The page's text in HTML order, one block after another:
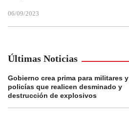
06/09/2023
Últimas Noticias
Gobierno crea prima para militares y
policías que realicen desminado y
destrucción de explosivos